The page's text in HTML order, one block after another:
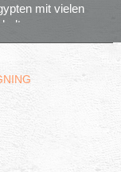
mit vielen